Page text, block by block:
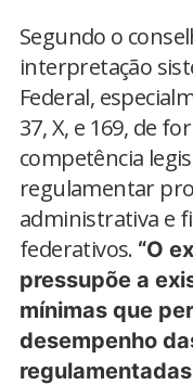
Segundo o
interpretação
Federal,
37, X, e 169, de
competência
regulamentar
administrativa e
federativos. “O
pressupõe a
mínimas que
desempenho